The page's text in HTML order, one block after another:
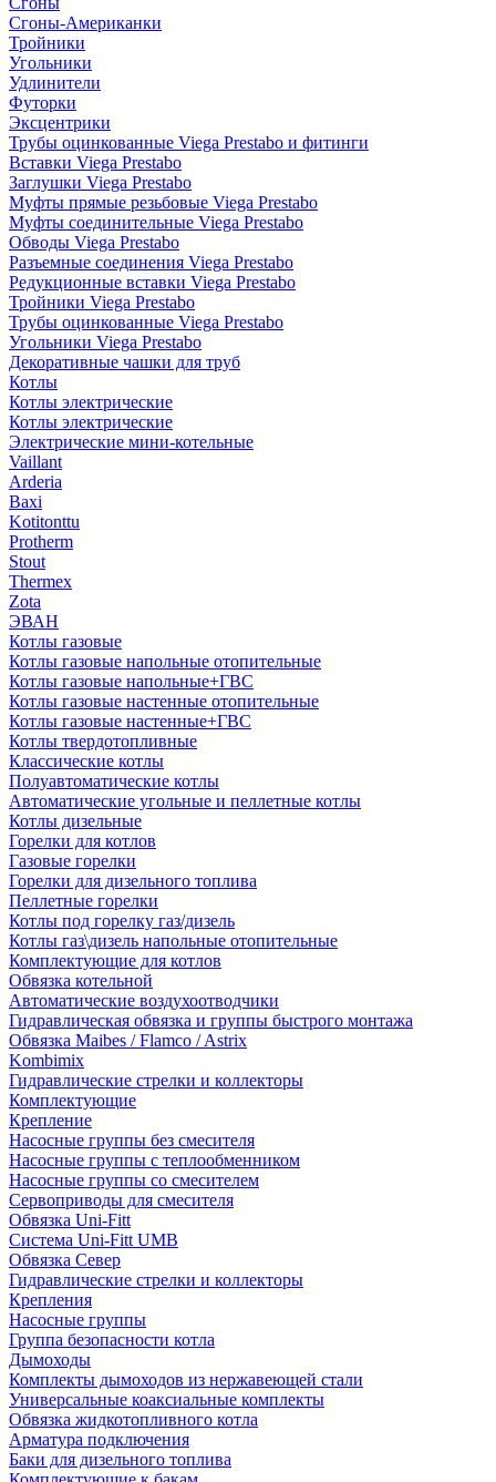
Сгоны-Американки
Тройники
Угольники
Удлинители
Футорки
Эксцентрики
Трубы оцинкованные Viega Prestabo и фитинги
Вставки Viega Prestabo
Заглушки Viega Prestabo
Муфты прямые резьбовые Viega Prestabo
Муфты соединительные Viega Prestabo
Обводы Viega Prestabo
Разъемные соединения Viega Prestabo
Редукционные вставки Viega Prestabo
Тройники Viega Prestabo
Трубы оцинкованные Viega Prestabo
Угольники Viega Prestabo
Декоративные чашки для труб
Котлы
Котлы электрические
Котлы электрические
Электрические мини-котельные
Vaillant
Arderia
Baxi
Kotitonttu
Protherm
Stout
Thermex
Zota
ЭВАН
Котлы газовые
Котлы газовые напольные отопительные
Котлы газовые напольные+ГВС
Котлы газовые настенные отопительные
Котлы газовые настенные+ГВС
Котлы твердотопливные
Классические котлы
Полуавтоматические котлы
Автоматические угольные и пеллетные котлы
Котлы дизельные
Горелки для котлов
Газовые горелки
Горелки для дизельного топлива
Пеллетные горелки
Котлы под горелку газ/дизель
Котлы газ\дизель напольные отопительные
Комплектующие для котлов
Обвязка котельной
Автоматические воздухоотводчики
Гидравлическая обвязка и группы быстрого монтажа
Обвязка Maibes / Flamco / Astrix
Kombimix
Гидравлические стрелки и коллекторы
Комплектующие
Крепление
Насосные группы без смесителя
Насосные группы с теплообменником
Насосные группы со смесителем
Сервоприводы для смесителя
Обвязка Uni-Fitt
Система Uni-Fitt UMB
Обвязка Север
Гидравлические стрелки и коллекторы
Крепления
Насосные группы
Группа безопасности котла
Дымоходы
Комплекты дымоходов из нержавеющей стали
Универсальные коаксиальные комплекты
Обвязка жидкотопливного котла
Арматура подключения
Баки для дизельного топлива